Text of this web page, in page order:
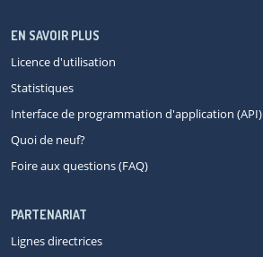
EN SAVOIR PLUS
Licence d'utilisation
Statistiques
Interface de programmation d'application (API)
Quoi de neuf?
Foire aux questions (FAQ)
PARTENARIAT
Lignes directrices